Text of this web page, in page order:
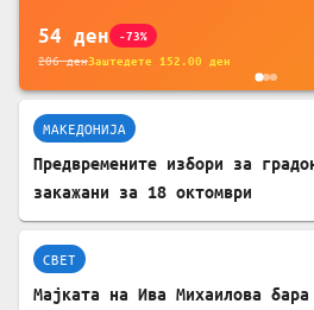
54 ден -73%
206денЗаштедете 152.00 ден
МАКЕДОНИЈА
Предвремените избори за
закажани за 18 октомври
СВЕТ
Мајката на Ива Михаилова